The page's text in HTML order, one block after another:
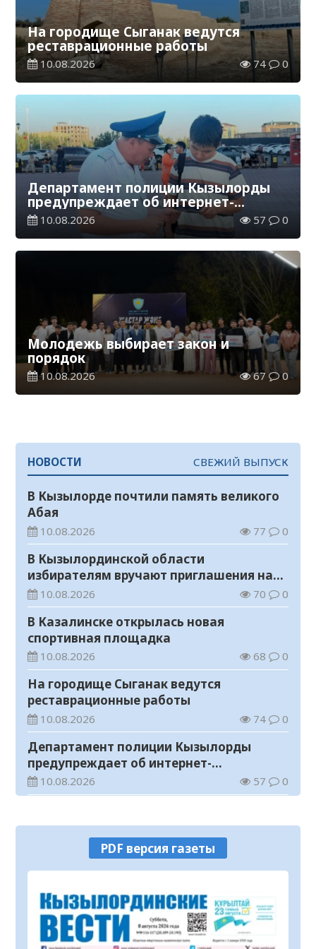
На городище Сыганак ведутся
реставрационные работы
10.08.2026 74 0
Департамент полиции Кызылорды
предупреждает об интернет-
мошенничестве
10.08.2026 57 0
Молодежь выбирает закон и
порядок
10.08.2026 67 0
НОВОСТИ СВЕЖИЙ ВЫПУСК
В Кызылорде почтили память великого
Абая
10.08.2026 77 0
В Кызылординской области
избирателям вручают приглашения на
выборы в Курултай
10.08.2026 70 0
В Казалинске открылась новая
спортивная площадка
10.08.2026 68 0
На городище Сыганак ведутся
реставрационные работы
10.08.2026 74 0
Департамент полиции Кызылорды
предупреждает об интернет-
мошенничестве
10.08.2026 57 0
10.08.2026 67 0
В Кызылорде прошел субботник с
участием бойцов трудовых отрядов
«Жасыл ел»
10.08.2026
Определены победители конкурса
грантов «Тәуелсіздік ұрпақтары-2026»
PDF версия газеты